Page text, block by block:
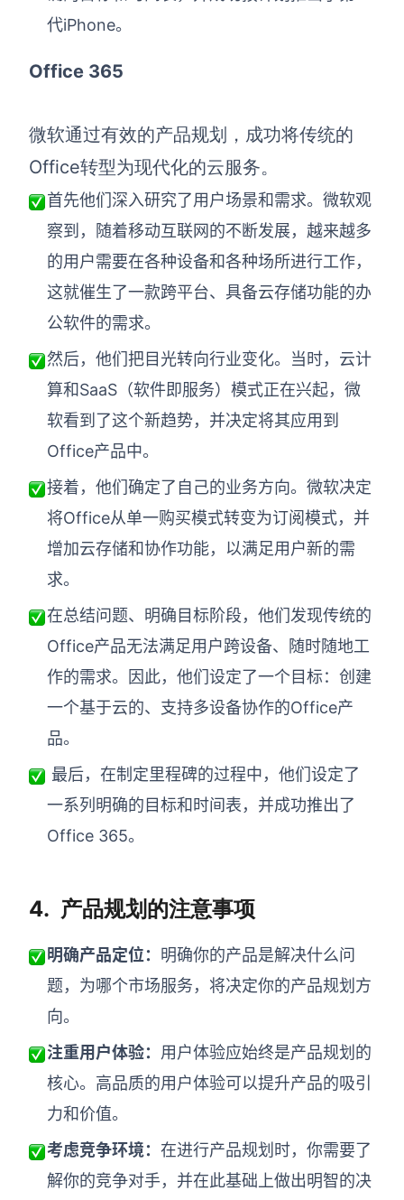
代iPhone。
Office 365
微软通过有效的产品规划，成功将传统的
Office转型为现代化的云服务。
首先他们深入研究了用户场景和需求。微软观
察到，随着移动互联网的不断发展，越来越多
的用户需要在各种设备和各种场所进行工作，
这就催生了一款跨平台、具备云存储功能的办
公软件的需求。
然后，他们把目光转向行业变化。当时，云计
算和SaaS（软件即服务）模式正在兴起，微
软看到了这个新趋势，并决定将其应用到
Office产品中。
接着，他们确定了自己的业务方向。微软决定
将Office从单一购买模式转变为订阅模式，并
增加云存储和协作功能，以满足用户新的需
求。
在总结问题、明确目标阶段，他们发现传统的
Office产品无法满足用户跨设备、随时随地工
作的需求。因此，他们设定了一个目标：创建
一个基于云的、支持多设备协作的Office产
品。
最后，在制定里程碑的过程中， 他们设定了
一系列明确的目标和时间表，并成功推出了
Office 365。
4. 产品规划的注意事项
明确产品定位： 明确你的产品是解决什么问
题，为哪个市场服务，将决定你的产品规划方
向。
注重用户体验： 用户体验应始终是产品规划的
核心。高品质的用户体验可以提升产品的吸引
力和价值。
考虑竞争环境： 在进行产品规划时，你需要了
解你的竞争对手，并在此基础上做出明智的决